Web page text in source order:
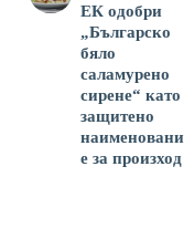
ЕК одобри
„Българско
бяло
саламурено
сирене“ като
защитено
наименовани
е за произход